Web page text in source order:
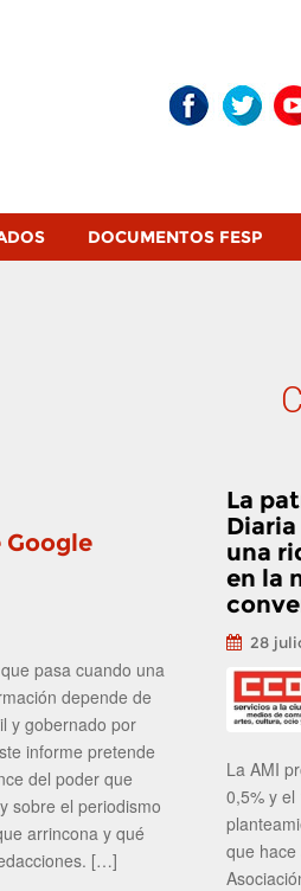
DOCUMENTOS FESP
Google
pasa cuando una
depende de
y gobernado por
informe pretende
del poder que
sobre el periodismo
arrincona y qué
[…]
La
una
en la
28
La AMI
0,5% y
que